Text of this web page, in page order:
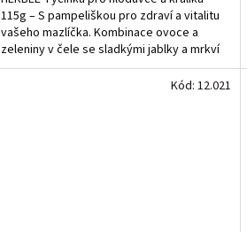
115g – S pampeliškou pro zdraví a vitalitu
vašeho mazlíčka. Kombinace ovoce a
zeleniny v čele se sladkými jablky a mrkví
uspokojí i ty...
Kód: 12.021